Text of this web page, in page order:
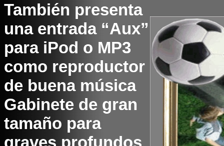
También presenta
una entrada “Aux”
para iPod o MP3
como reproductor
de buena música
Gabinete de gran
tamaño para
graves profundos